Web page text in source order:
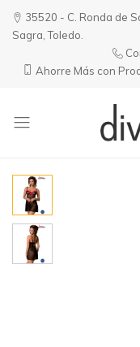
35520 - C. Ronda de
Sagra, Toledo.
Ahorre Más con